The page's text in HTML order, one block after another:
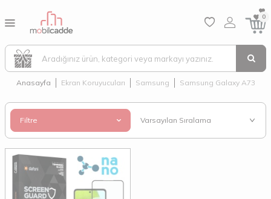
0
Anasayfa Ekran Koruyucuları Samsung Samsung Galaxy A73
Filtre